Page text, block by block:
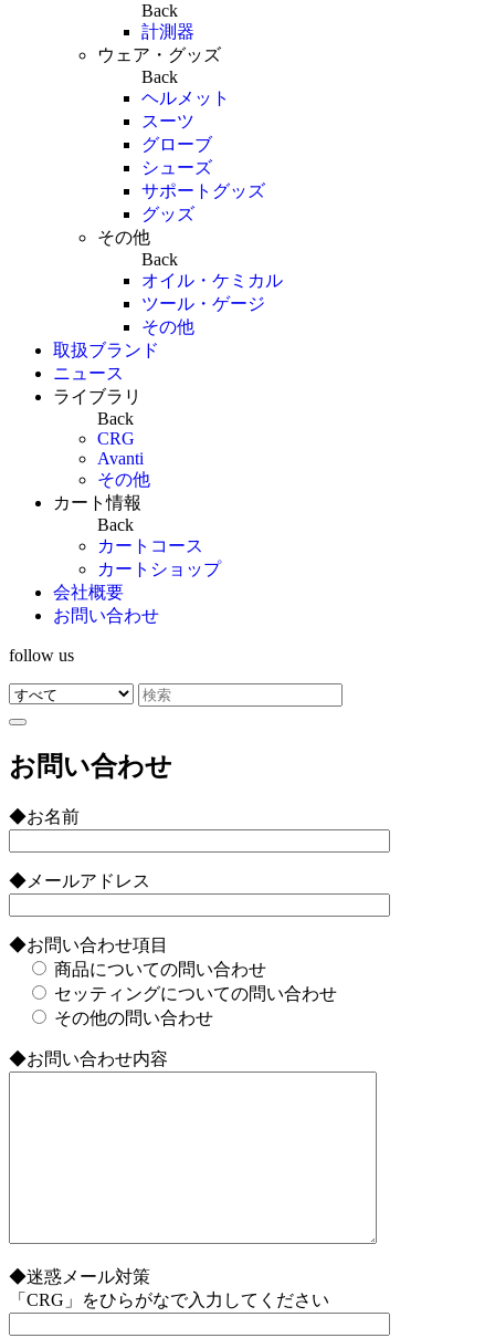
Back
計測器
ウェア・グッズ
Back
ヘルメット
スーツ
グローブ
シューズ
サポートグッズ
グッズ
その他
Back
オイル・ケミカル
ツール・ゲージ
その他
取扱ブランド
ニュース
ライブラリ
Back
CRG
Avanti
その他
カート情報
Back
カートコース
カートショップ
会社概要
お問い合わせ
follow us
お問い合わせ
◆お名前
◆メールアドレス
◆お問い合わせ項目
商品についての問い合わせ
セッティングについての問い合わせ
その他の問い合わせ
◆お問い合わせ内容
◆迷惑メール対策
「CRG」をひらがなで入力してください